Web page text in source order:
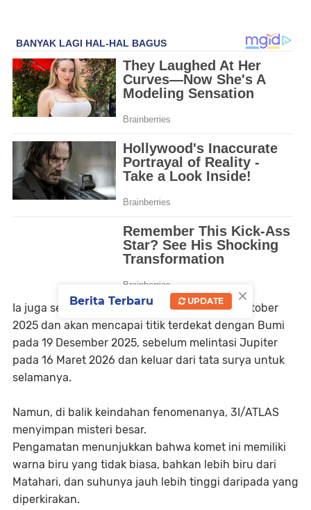
Ia juga sempat melintas dekat Mars pada 3 Oktober
2025 dan akan mencapai titik terdekat dengan Bumi
pada 19 Desember 2025, sebelum melintasi Jupiter
pada 16 Maret 2026 dan keluar dari tata surya untuk
selamanya.
Namun, di balik keindahan fenomenanya, 3I/ATLAS
menyimpan misteri besar.
Pengamatan menunjukkan bahwa komet ini memiliki
warna biru yang tidak biasa, bahkan lebih biru dari
Matahari, dan suhunya jauh lebih tinggi daripada yang
diperkirakan.
×
Berita Terbaru UPDATE